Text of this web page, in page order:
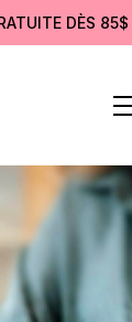
DÈS